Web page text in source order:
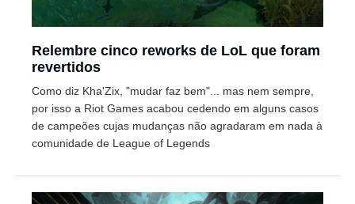
Relembre cinco reworks de LoL que foram
revertidos
Como diz Kha'Zix, "mudar faz bem"... mas nem sempre,
por isso a Riot Games acabou cedendo em alguns casos
de campeões cujas mudanças não agradaram em nada à
comunidade de League of Legends